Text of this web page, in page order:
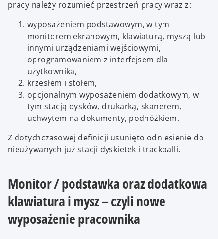
pracy należy rozumieć przestrzeń pracy wraz z:
wyposażeniem podstawowym, w tym
monitorem ekranowym, klawiaturą, myszą lub
innymi urządzeniami wejściowymi,
oprogramowaniem z interfejsem dla
użytkownika,
krzesłem i stołem,
opcjonalnym wyposażeniem dodatkowym, w
tym stacją dysków, drukarką, skanerem,
uchwytem na dokumenty, podnóżkiem.
Z dotychczasowej definicji usunięto odniesienie do
nieużywanych już stacji dyskietek i trackballi.
Monitor / podstawka oraz dodatkowa
klawiatura i mysz – czyli nowe
wyposażenie pracownika